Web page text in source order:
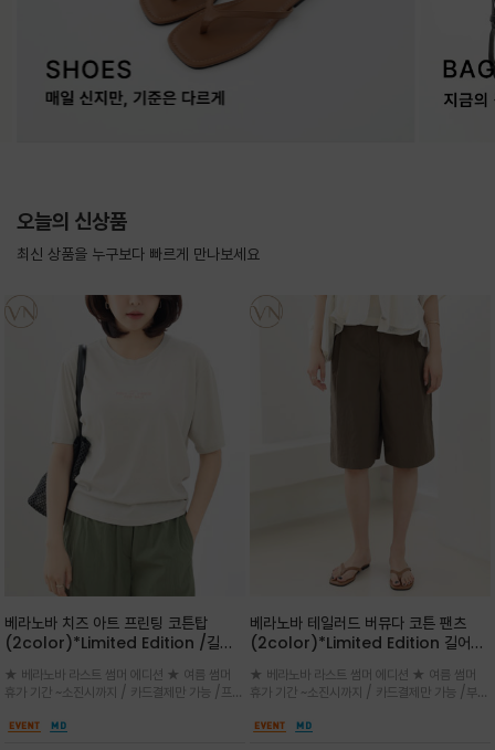
오늘의 신상품
최신 상품을 누구보다 빠르게 만나보세요
베라노바 치즈 아트 프린팅 코튼탑
(2color)*Limited Edition /길어
세요 ^^
★ 베라노바 라스트 썸머 에디션 ★ 여름 썸머
휴가 기간 ~소진시까지 / 카드결제만 가능 /프론
러스트 프린트가 더해져 과하지 않으면서도 세련
베라노바 테일러드 버뮤다 코튼 팬츠
(2color)*Limited Edition 길어진
^^
★ 베라노바 라스트 썸머 에디션 ★ 여름 썸머
휴가 기간 ~소진시까지 / 카드결제만 가능 /부드
은은한 매트 컬러가 고급스러운 분위기